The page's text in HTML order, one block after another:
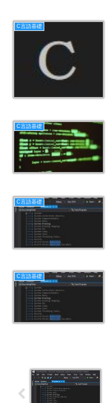
C言語基礎
C言語基礎
C言語基礎
C言語基礎